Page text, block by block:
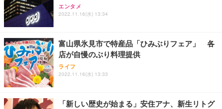
エンタメ
2022.11.16(水) 13:34
富山県氷見市で特産品「ひみぶりフェア」 各
店が自慢のぶり料理提供
ライフ
2022.11.16(水) 13:33
「新しい歴史が始まる」安住アナ、新生リトグ